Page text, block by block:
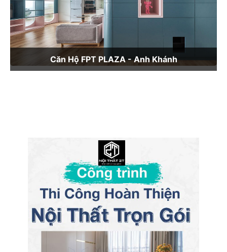
Căn Hộ FPT PLAZA - Anh Khánh